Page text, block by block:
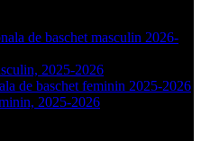
de baschet masculin 2026-
2025-2026
de baschet feminin 2025-2026
2025-2026